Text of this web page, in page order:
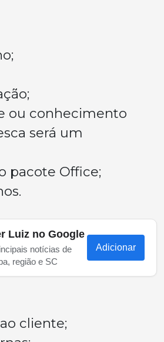
ou conhecimento
será um
pacote Office;
Luiz no Google
notícias de
região e SC
Adicionar
cliente;